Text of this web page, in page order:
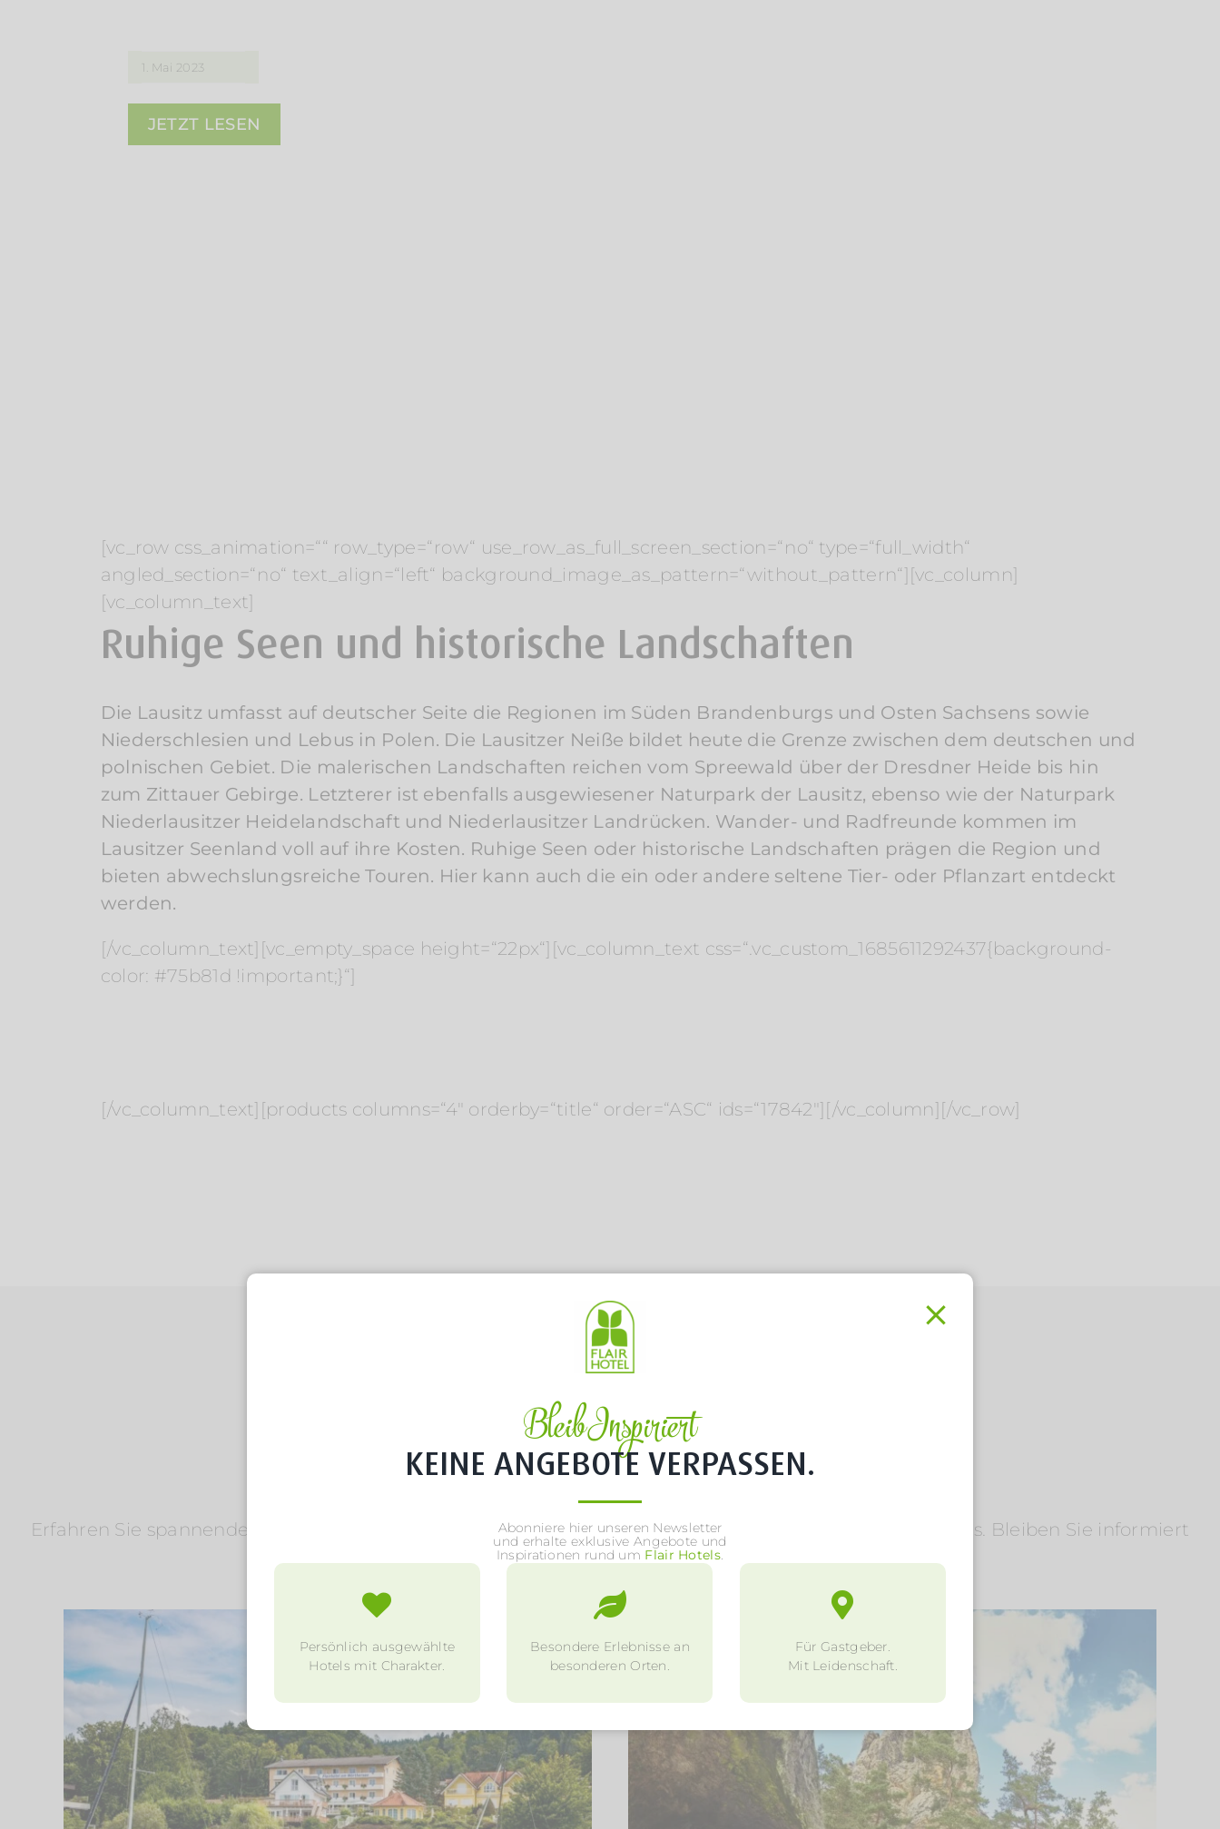
1. Mai 2023
JETZT LESEN
[vc_row css_animation=““ row_type=“row“ use_row_as_full_screen_section=“no“ type=“full_width“
angled_section=“no“ text_align=“left“ background_image_as_pattern=“without_pattern“][vc_column]
[vc_column_text]
Ruhige Seen und historische Landschaften
Die Lausitz umfasst auf deutscher Seite die Regionen im Süden Brandenburgs und Osten Sachsens sowie
Niederschlesien und Lebus in Polen. Die Lausitzer Neiße bildet heute die Grenze zwischen dem deutschen und
polnischen Gebiet. Die malerischen Landschaften reichen vom Spreewald über der Dresdner Heide bis hin
zum Zittauer Gebirge. Letzterer ist ebenfalls ausgewiesener Naturpark der Lausitz, ebenso wie der Naturpark
Niederlausitzer Heidelandschaft und Niederlausitzer Landrücken. Wander- und Radfreunde kommen im
Lausitzer Seenland voll auf ihre Kosten. Ruhige Seen oder historische Landschaften prägen die Region und
bieten abwechslungsreiche Touren. Hier kann auch die ein oder andere seltene Tier- oder Pflanzart entdeckt
werden.
[/vc_column_text][vc_empty_space height=“22px“][vc_column_text css=“.vc_custom_1685611292437{background-
color: #75b81d !important;}“]
[/vc_column_text][products columns=“4″ orderby=“title“ order=“ASC“ ids=“17842″][/vc_column][/vc_row]
Aktuelle Neuigkeiten
Erfahren Sie spannende Neuigkeiten, bevorstehende Events und Highlights aus der Welt der Flair Hotels. Bleiben Sie informiert
und entdecken Sie, was es Neues gibt.
Bleib Inspiriert
KEINE ANGEBOTE VERPASSEN.
Abonniere hier unseren Newsletter
und erhalte exklusive Angebote und
Inspirationen rund um Flair Hotels.
Persönlich ausgewählte
Hotels mit Charakter.
Besondere Erlebnisse an
besonderen Orten.
Für Gastgeber.
Mit Leidenschaft.